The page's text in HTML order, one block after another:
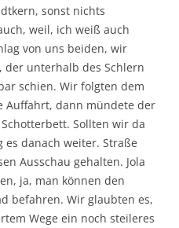
sonst nichts
weil, ich weiß auch
von uns beiden, wir
, der unterhalb des Schlern
schien. Wir folgten dem
Auffahrt, dann mündete der
Sollten wir da
danach weiter. Straße
Ausschau gehalten. Jola
ja, man können den
befahren. Wir glaubten es,
Wege ein noch steileres